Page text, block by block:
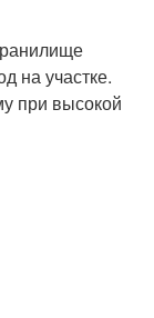
на участке.
при высокой